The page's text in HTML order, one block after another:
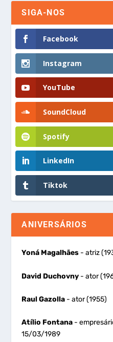
SIGA-NOS
Facebook
Instagram
YouTube
SoundCloud
Spotify
LinkedIn
Tiktok
ANIVERSÁRIOS
Yoná Magalhães - atriz
David Duchovny - ator
Raul Gazolla - ator (1955)
Atílio Fontana -
15/03/1989